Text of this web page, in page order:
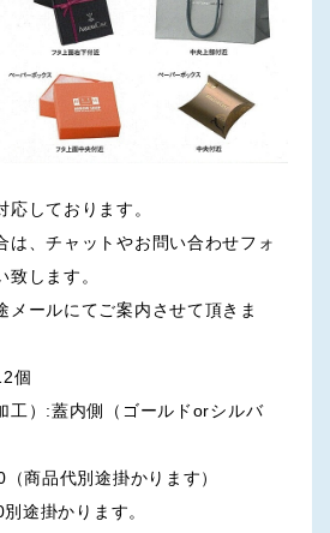
応しております。
は、チャットやお問い合わせフォ
致します。
メールにてご案内させて頂きま
個
工）:蓋内側（ゴールドorシルバ
商品代別途掛かります）
途掛かります。